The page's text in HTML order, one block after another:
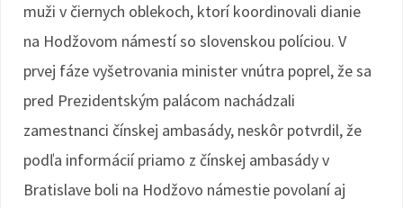
muži v čiernych oblekoch, ktorí koordinovali dianie
na Hodžovom námestí so slovenskou políciou. V
prvej fáze vyšetrovania minister vnútra poprel, že sa
pred Prezidentským palácom nachádzali
zamestnanci čínskej ambasády, neskôr potvrdil, že
podľa informácií priamo z čínskej ambasády v
Bratislave boli na Hodžovo námestie povolaní aj